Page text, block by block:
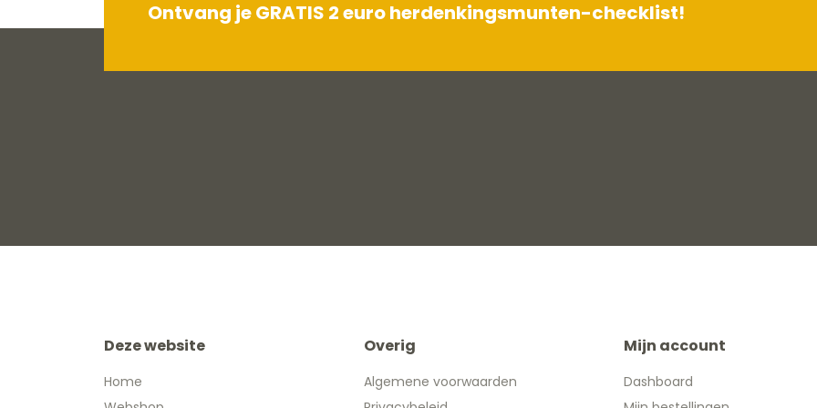
Ontvang je GRATIS 2 euro herdenkingsmunten-checklist!
Deze website
Home
Overig
Algemene voorwaarden
Mijn account
Dashboard